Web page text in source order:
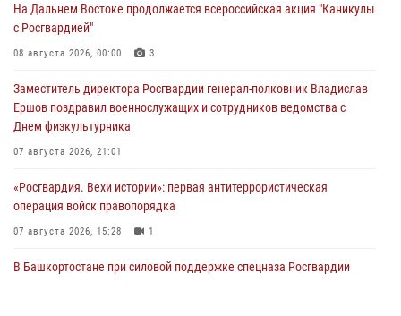
На Дальнем Востоке продолжается всероссийская акция "Каникулы
с Росгвардией"
08 августа 2026, 00:00 3
Заместитель директора Росгвардии генерал-полковник Владислав
Ершов поздравил военнослужащих и сотрудников ведомства с
Днем физкультурника
07 августа 2026, 21:01
«Росгвардия. Вехи истории»: первая антитеррористическая
операция войск правопорядка
07 августа 2026, 15:28 1
В Башкортостане при силовой поддержке спецназа Росгвардии